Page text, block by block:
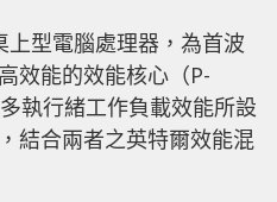
型電腦處理器，為首波
效能的效能核心（P-
執行緒工作負載效能所設
結合兩者之英特爾效能混